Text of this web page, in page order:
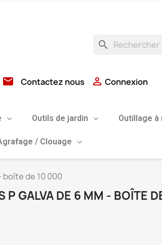
search
email Contactez nous  Connexion
Outils de jardin Outillage à
/ Clouage
boîte de 10 000
P GALVA DE 6 MM - BOÎTE